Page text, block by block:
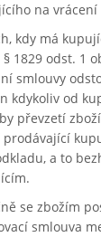
na vrácení
kdy má
1829 odst. 1
smlouvy
kdykoliv od
převzetí
a to
se zbožím
smlouva